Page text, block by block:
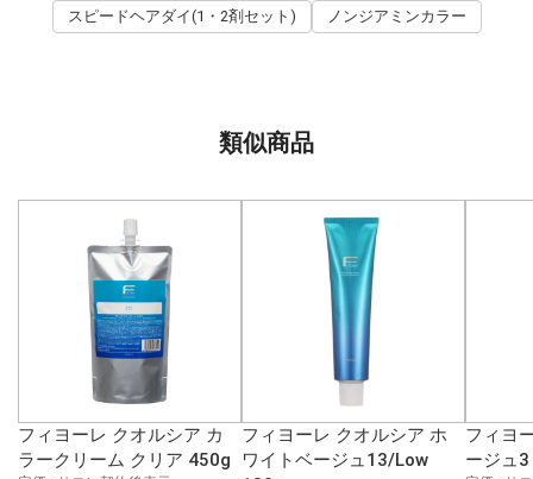
スピードヘアダイ(1・2剤セット) ノンジアミンカラー
類似商品
フィヨーレ クオルシア カ
ラークリーム クリア 450g
フィヨーレ クオルシア ホ
ワイトベージュ13/Low
フィヨ
ージュ